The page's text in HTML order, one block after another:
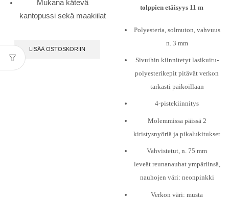
Mukana kätevä
kantopussi sekä maakiilat
LISÄÄ OSTOSKORIIN
tolppien etäisyys 11 m
Polyesteria, solmuton, vahvuus
n. 3 mm
Sivuihin kiinnitetyt lasikuitu-
polyesterikepit pitävät verkon
tarkasti paikoillaan
4-pistekiinnitys
Molemmissa päissä 2
kiristysnyöriä ja pikalukitukset
Vahvistetut, n. 75 mm
leveät reunanauhat ympäriinsä,
nauhojen väri: neonpinkki
Verkon väri: musta